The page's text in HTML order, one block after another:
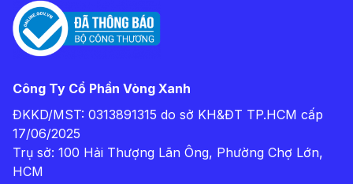
Công Ty Cổ Phần Vòng Xanh
ĐKKD/MST: 0313891315 do sở KH&ĐT TP.HCM cấp
17/06/2025
Trụ sở: 100 Hải Thượng Lãn Ông, Phường Chợ Lớn,
HCM